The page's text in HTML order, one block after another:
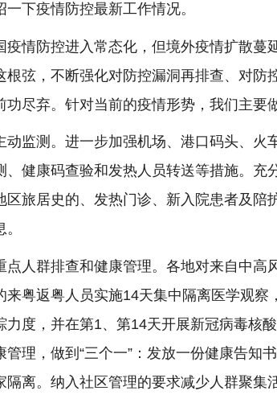
一下疫情防控最新工作情况。
疫情防控进入常态化，但境外疫情扩散
根弦，不断强化对防控漏洞再排查、对
功尽弃。针对当前的疫情形势，我们主要
动监测。进一步加强机场、港口码头、
、健康码查验和发热人员转送等措施。
区旅居史的、发热门诊、新入院患者及陪
点人群排查和健康管理。各地对来自中
来粤返粤人员实施14天集中隔离医学观
力度，并在第1、第14天开展新冠病毒核
管理，做到“三个一”：发放一份健康告
隔离。纳入社区管理的要求减少人群聚